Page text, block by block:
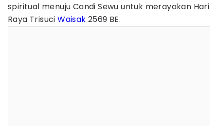
spiritual menuju Candi Sewu untuk merayakan Hari
Raya TrisuciWaisak 2569 BE.